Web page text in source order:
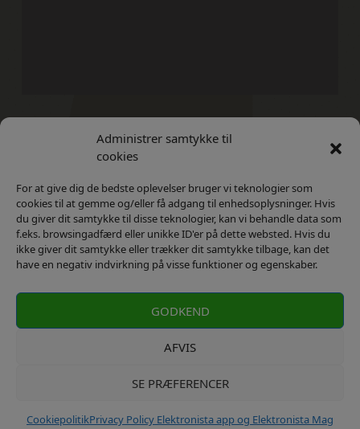
Administrer samtykke til
cookies
For at give dig de bedste oplevelser bruger vi teknologier som
cookies til at gemme og/eller få adgang til enhedsoplysninger. Hvis
du giver dit samtykke til disse teknologier, kan vi behandle data som
f.eks. browsingadfærd eller unikke ID'er på dette websted. Hvis du
ikke giver dit samtykke eller trækker dit samtykke tilbage, kan det
have en negativ indvirkning på visse funktioner og egenskaber.
GODKEND
AFVIS
SE PRÆFERENCER
CookiepolitikPrivacy Policy Elektronista app og Elektronista Mag
Kontakt